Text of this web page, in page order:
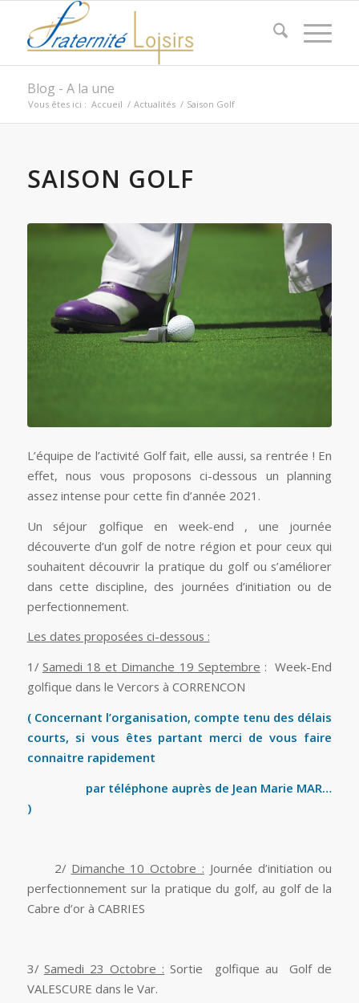
Blog - A la une
Vous êtes ici : Accueil / Actualités / Saison Golf
SAISON GOLF
L’équipe de l’activité Golf fait, elle aussi, sa rentrée ! En
effet, nous vous proposons ci-dessous un planning
assez intense pour cette fin d’année 2021.
Un séjour golfique en week-end , une journée
découverte d’un golf de notre région et pour ceux qui
souhaitent découvrir la pratique du golf ou s’améliorer
dans cette discipline, des journées d’initiation ou de
perfectionnement.
Les dates proposées ci-dessous :
1/ Samedi 18 et Dimanche 19 Septembre : Week-End
golfique dans le Vercors à CORRENCON
( Concernant l’organisation, compte tenu des délais
courts, si vous êtes partant merci de vous faire
connaitre rapidement
par téléphone auprès de Jean Marie MAR…
)
2/ Dimanche 10 Octobre : Journée d’initiation ou
perfectionnement sur la pratique du golf, au golf de la
Cabre d’or à CABRIES
3/ Samedi 23 Octobre : Sortie golfique au Golf de
VALESCURE dans le Var.